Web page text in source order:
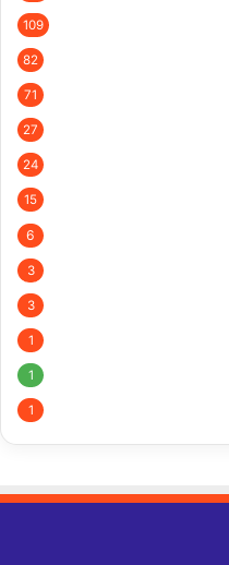
109
82
71
27
24
15
6
3
3
1
1
1